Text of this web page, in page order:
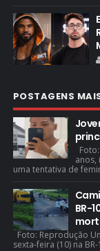
POSTAGENS
anos,
uma tentativa de
BR-
Foto: Reprodução
sexta-feira (10) na